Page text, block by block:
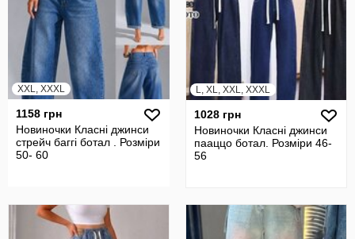
XXL, XXXL
1158 грн
Новиночки Класні джинси
стрейч баггі ботал . Розміри
50- 60
L, XL, XXL, XXXL
1028 грн
Новиночки Класні джинси
пааццо ботал. Розміри 46-
56